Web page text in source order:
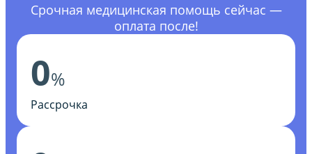
Срочная медицинская помощь сейчас —
оплата после!
0%
Рассрочка